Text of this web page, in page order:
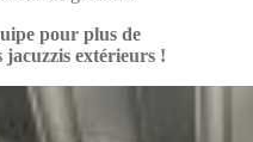
pour plus de
jacuzzis extérieurs !